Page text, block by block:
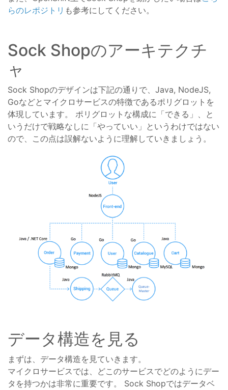
らのレポジトリ も参考にしてください。
Sock Shopのアーキテクチ
ャ
Sock Shopのデザインは下記の通りで、Java, NodeJS,
Goなどとマイクロサービスの特徴であるポリグロットを
体現しています。 ポリグロットな構成に「できる」、と
いうだけで戦略なしに「やっていい」というわけではない
ので、この点は誤解ないように理解していきましょう。
データ構造を見る
まずは、データ構造を見ていきます。
マイクロサービスでは、どこのサービスでどのようにデー
タを持つかは非常に重要です。 Sock Shopではデータベ